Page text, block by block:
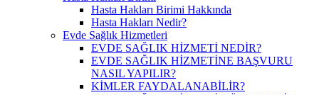
Hasta Hakları Birimi Hakkında
Hasta Hakları Nedir?
Evde Sağlık Hizmetleri
EVDE SAĞLIK HİZMETİ NEDİR?
EVDE SAĞLIK HİZMETİNE BAŞVURU
NASIL YAPILIR?
KİMLER FAYDALANABİLİR?